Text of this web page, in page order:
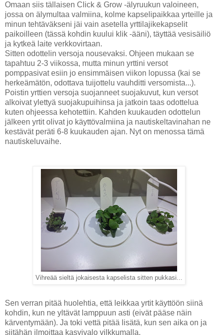
Omaan siis tällaisen Click & Grow -älyruukun valoineen,
jossa on älymultaa valmiina, kolme kapselipaikkaa yrteille ja
minun tehtäväkseni jäi vain asetella yrttilajikekapselit
paikoilleen (tässä kohdin kuului klik -ääni), täyttää vesisäiliö
ja kytkeä laite verkkovirtaan.
Sitten odottelin versoja nousevaksi. Ohjeen mukaan se
tapahtuu 2-3 viikossa, mutta minun yrttini versot
pomppasivat esiin jo ensimmäisen viikon lopussa (kai se
herkeämätön, odottava tuijottelu vauhditti versomista...).
Poistin yrttien versoja suojanneet suojakuvut, kun versot
alkoivat ylettyä suojakupuihinsa ja jatkoin taas odottelua
kuten ohjeessa kehotettiin. Kahden kuukauden odottelun
jälkeen yrtit olivat jo käyttövalmiina ja nautiskeltavinahan ne
kestävät peräti 6-8 kuukauden ajan. Nyt on menossa tämä
nautiskeluvaihe.
Vihreää sieltä jokaisesta kapselista sitten pukkasi...
Sen verran pitää huolehtia, että leikkaa yrtit käyttöön siinä
kohdin, kun ne yltävät lamppuun asti (eivät pääse näin
kärventymään). Ja toki vettä pitää lisätä, kun sen aika on ja
siitähän ilmoittaa kasvivalo vilkkumalla.